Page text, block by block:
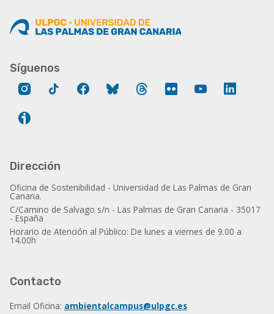
Síguenos
Instagram FacebookBluesky Threads Flickr YouTube
Dirección
Oficina de Sostenibilidad - Universidad de Las Palmas de Gran
Canaria.
C/Camino de Salvago s/n - Las Palmas de Gran Canaria - 35017
- España
Horario de Atención al Público: De lunes a viernes de 9.00 a
14.00h
Contacto
Email Oficina: ambientalcampus@ulpgc.es